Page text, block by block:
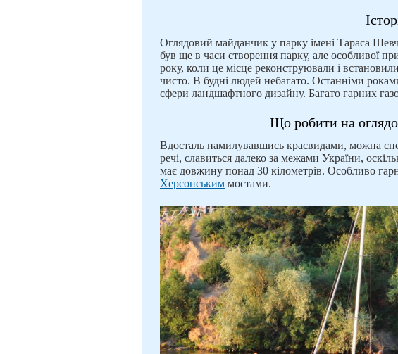
Оглядовий майданчик у парку імені Тараса
був ще в часи створення парку, але особливої
року, коли це місце реконструювали і
чисто. В будні людей небагато. Останніми
сфери ландшафтного дизайну. Багато гарних
Що робити на
Вдосталь намилувавшись краєвидами, можна
речі, славиться далеко за межами України,
має довжину понад 30 кілометрів. Особливо
Херсонським мостами.